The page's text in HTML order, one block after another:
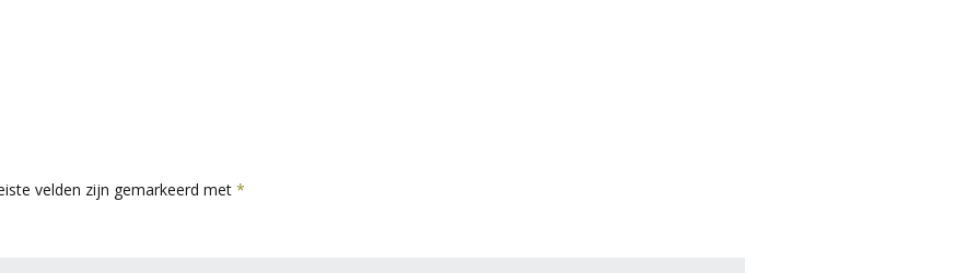
velden zijn gemarkeerd met *